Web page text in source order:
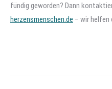
fündig geworden? Dann
herzensmenschen.de – wir helfen